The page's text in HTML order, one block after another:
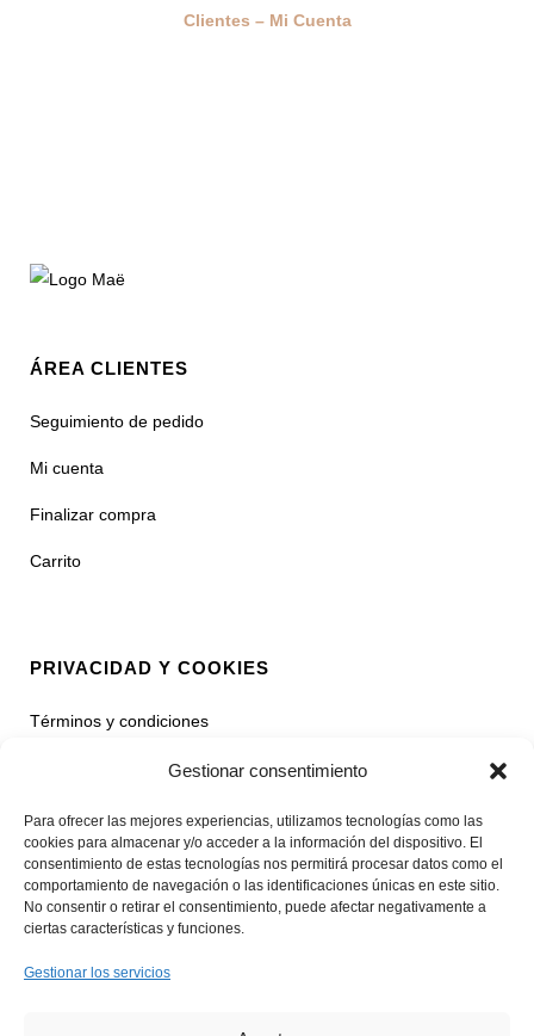
Gestionar consentimiento
Para ofrecer las mejores experiencias, utilizamos tecnologías como las
cookies para almacenar y/o acceder a la información del dispositivo. El
consentimiento de estas tecnologías nos permitirá procesar datos como el
comportamiento de navegación o las identificaciones únicas en este sitio.
No consentir o retirar el consentimiento, puede afectar negativamente a
ciertas características y funciones.
Gestionar los servicios
Clientes – Mi Cuenta
ÁREA CLIENTES
Seguimiento de pedido
Mi cuenta
Finalizar compra
Carrito
PRIVACIDAD Y COOKIES
Términos y condiciones
Política de privacidad
Contacto
CATEGORÍAS
Mujer